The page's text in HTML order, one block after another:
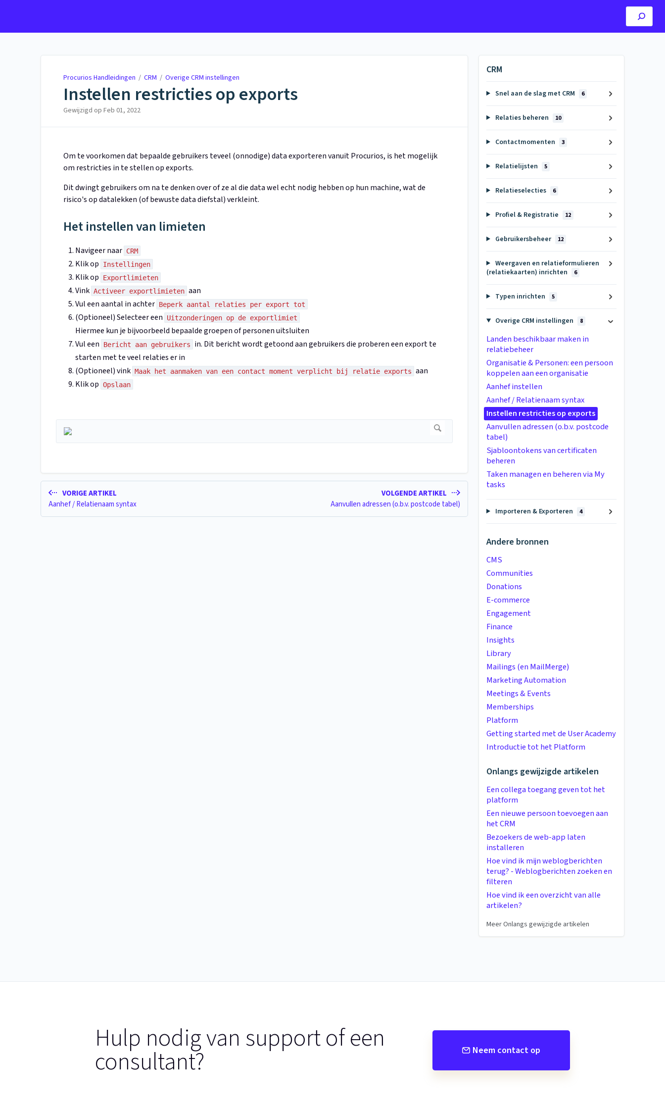
Procurios Handleidingen / CRM / Overige CRM instellingen
Instellen restricties op exports
Gewijzigd op Feb 01, 2022
Om te voorkomen dat bepaalde gebruikers teveel (onnodige) data exporteren vanuit Procurios, is het mogelijk
om restricties in te stellen op exports.
Dit dwingt gebruikers om na te denken over of ze al die data wel echt nodig hebben op hun machine, wat de
risico's op datalekken (of bewuste data diefstal) verkleint.
Het instellen van limieten
Navigeer naar CRM
Klik op Instellingen
Klik op Exportlimieten
Vink Activeer exportlimieten aan
Vul een aantal in achter Beperk aantal relaties per export tot
(Optioneel) Selecteer een Uitzonderingen op de exportlimiet
Hiermee kun je bijvoorbeeld bepaalde groepen of personen uitsluiten
Vul een
Bericht aan gebruikers
in. Dit bericht wordt getoond aan gebruikers die proberen een export te
starten met te veel relaties er in
(Optioneel) vink Maak het aanmaken van een contact moment verplicht bij relatie exports aan
Klik op Opslaan
VORIGE ARTIKEL
Aanhef / Relatienaam syntax
VOLGENDE ARTIKEL
Aanvullen adressen (o.b.v. postcode tabel)
CRM
Snel aan de slag met CRM 6
Relaties beheren 10
Contactmomenten 3
Relatielijsten 5
Relatieselecties 6
Profiel & Registratie 12
Gebruikersbeheer 12
Weergaven en relatieformulieren
(relatiekaarten) inrichten
6
Typen inrichten 5
Overige CRM instellingen 8
Landen beschikbaar maken in
relatiebeheer
Organisatie & Personen: een persoon
koppelen aan een organisatie
Aanhef instellen
Aanhef / Relatienaam syntax
Instellen restricties op exports
Aanvullen adressen (o.b.v. postcode
tabel)
Sjabloontokens van certificaten
beheren
Taken managen en beheren via My
tasks
Importeren & Exporteren 4
Andere bronnen
CMS
Communities
Donations
E-commerce
Engagement
Finance
Insights
Library
Mailings (en MailMerge)
Marketing Automation
Meetings & Events
Memberships
Platform
Getting started met de User Academy
Introductie tot het Platform
Onlangs gewijzigde artikelen
Een collega toegang geven tot het
platform
Een nieuwe persoon toevoegen aan
het CRM
Bezoekers de web-app laten
installeren
Hoe vind ik mijn weblogberichten
terug? - Weblogberichten zoeken en
filteren
Hoe vind ik een overzicht van alle
artikelen?
Meer Onlangs gewijzigde artikelen
Hulp nodig van support of een
consultant? Neem contact op